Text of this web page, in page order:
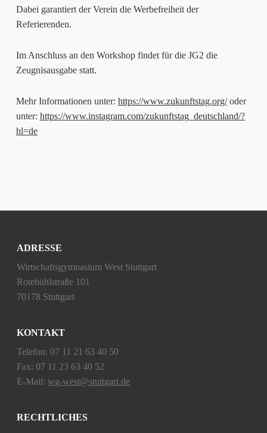
Dabei garantiert der Verein die Werbefreiheit der
Referierenden.
Im Anschluss an den Workshop findet für die JG2 die
Zeugnisausgabe statt.
Mehr Informationen unter: https://www.zukunftstag.org/oder
unter: https://www.instagram.com/zukunftstag_deutschland/?
hl=de
ADRESSE
Wirtschaftsgymnasium West Stuttgart
Rotebühlstraße 101
70178 Stuttgart
KONTAKT
Telefon: 07 11 21 63 40 50
Fax: 07 11 23 63 40 52
E-Mail: wg-west@stuttgart.de
RECHTLICHES